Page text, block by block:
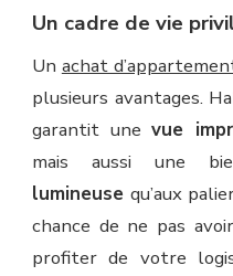
Un cadre de vie
Un achat
plusieurs avantages.
garantit une vue
mais aussi une
lumineuse qu’aux
chance de ne pas
profiter de votre